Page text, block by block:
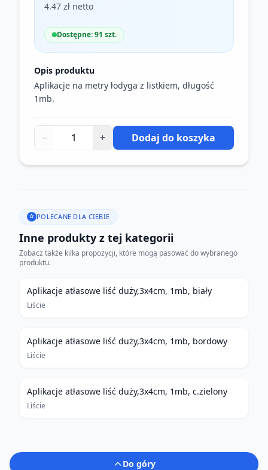
4.47 zł netto
Dostępne: 91 szt.
Opis produktu
Aplikacje na metry łodyga z listkiem, długość
1mb.
− + Dodaj do koszyka
POLECANE DLA CIEBIE
Inne produkty z tej kategorii
Zobacz także kilka propozycji, które mogą pasować do wybranego
produktu.
Aplikacje atłasowe liść duży,3x4cm, 1mb, biały
Liście
Aplikacje atłasowe liść duży,3x4cm, 1mb, bordowy
Liście
Aplikacje atłasowe liść duży,3x4cm, 1mb, c.zielony
Liście
Do góry